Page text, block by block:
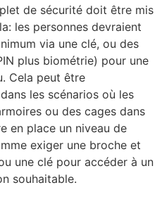
de sécurité doit être mis
les personnes devraient
via une clé, ou des
plus biométrie) pour une
Cela peut être
les scénarios où les
ou des cages dans
en place un niveau de
exiger une broche et
une clé pour accéder à un
souhaitable.